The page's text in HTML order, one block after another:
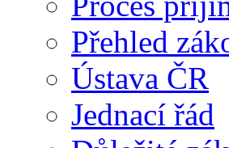
Přehled
Ústava ČR
Jednací řád